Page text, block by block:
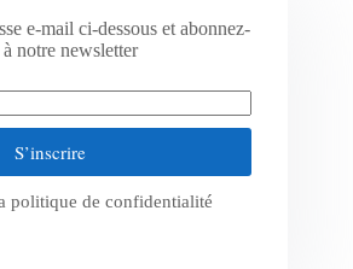
e-mail ci-dessous et abonnez-
notre newsletter
S’inscrire
politique de confidentialité